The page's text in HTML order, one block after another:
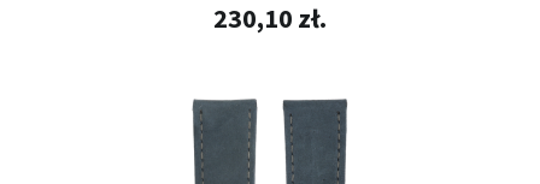
230,10 zł.